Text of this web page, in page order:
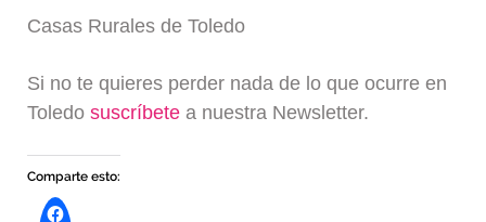
Casas Rurales de Toledo
Si no te quieres perder nada de lo que ocurre en
Toledosuscríbete a nuestra Newsletter.
Comparte esto: